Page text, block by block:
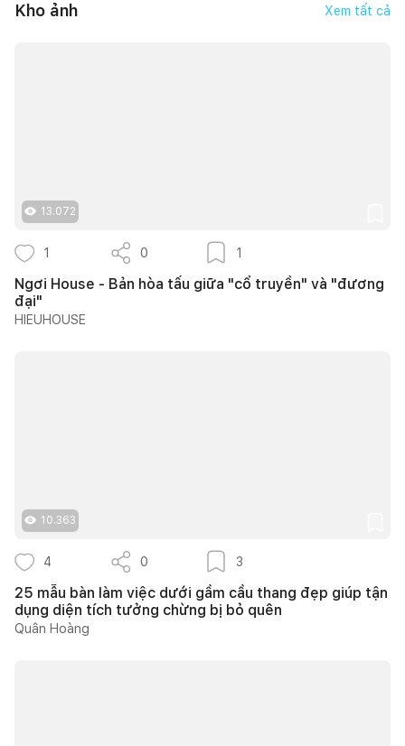
Kho ảnh Xem tất cả
13.072
1 0 1
Ngơi House - Bản hòa tấu giữa "cổ truyền" và "đương
đại"
HIEUHOUSE
10.363
4 0 3
25 mẫu bàn làm việc dưới gầm cầu thang đẹp giúp tận
dụng diện tích tưởng chừng bị bỏ quên
Quân Hoàng